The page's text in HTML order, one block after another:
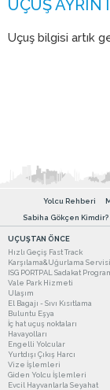
Uçuş bilgisi artık
Yolcu Rehberi
Sabiha Gökçen Kimdir?
UÇUŞTAN ÖNCE
Hızlı Geçiş Fast Track
Karşılama&Uğurlama Servisi
ISG PORTPAL Sadakat
Vale Park Hizmeti
Ulaşım
El Bagajı - Sıvı Kısıtlama
Buluntu Eşya
İç hat uçuş noktaları
Havayolları
Engelli Yolcular
Yurtdışı Çıkış Harcı
Vize İşlemleri
Giden Yolcu İşlemleri
Evcil Hayvanlarla Seyahat